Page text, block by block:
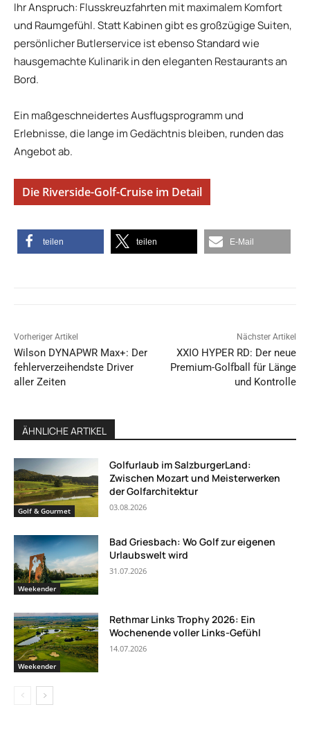
Ihr Anspruch: Flusskreuzfahrten mit maximalem Komfort
und Raumgefühl. Statt Kabinen gibt es großzügige Suiten,
persönlicher Butlerservice ist ebenso Standard wie
hausgemachte Kulinarik in den eleganten Restaurants an
Bord.
Ein maßgeschneidertes Ausflugsprogramm und
Erlebnisse, die lange im Gedächtnis bleiben, runden das
Angebot ab.
Die Riverside-Golf-Cruise im Detail
teilen teilen E-Mail
Vorheriger Artikel
Wilson DYNAPWR Max+: Der
fehlerverzeihendste Driver
aller Zeiten
Nächster Artikel
XXIO HYPER RD: Der neue
Premium-Golfball für Länge
und Kontrolle
ÄHNLICHE ARTIKEL
Golf & Gourmet
Golfurlaub im SalzburgerLand:
Zwischen Mozart und Meisterwerken
der Golfarchitektur
03.08.2026
Weekender
Bad Griesbach: Wo Golf zur eigenen
Urlaubswelt wird
31.07.2026
Weekender
Rethmar Links Trophy 2026: Ein
Wochenende voller Links-Gefühl
14.07.2026